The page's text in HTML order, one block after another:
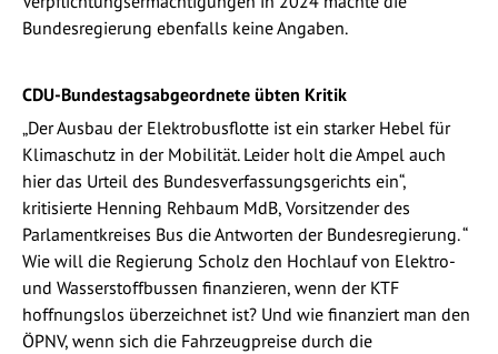
Bundesregierung ebenfalls keine Angaben.
CDU-Bundestagsabgeordnete übten Kritik
„Der Ausbau der Elektrobusflotte ist ein starker Hebel für
Klimaschutz in der Mobilität. Leider holt die Ampel auch
hier das Urteil des Bundesverfassungsgerichts ein“,
kritisierte Henning Rehbaum MdB, Vorsitzender des
Parlamentkreises Bus die Antworten der Bundesregierung. “
Wie will die Regierung Scholz den Hochlauf von Elektro-
und Wasserstoffbussen finanzieren, wenn der KTF
hoffnungslos überzeichnet ist? Und wie finanziert man den
ÖPNV, wenn sich die Fahrzeugpreise durch die